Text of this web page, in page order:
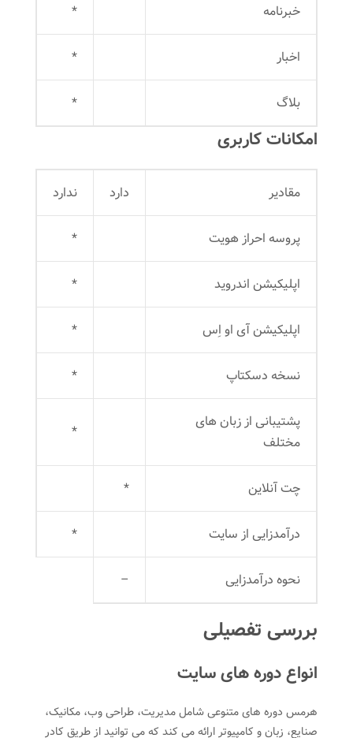
خبرنامه *
اخبار *
بلاگ *
امکانات کاربری
مقادیر دارد ندارد
پروسه احراز هویت *
اپلیکیشن اندروید *
اپلیکیشن آی او اِس *
نسخه دسکتاپ *
پشتیبانی از زبان های
مختلف
*
چت آنلاین *
درآمدزایی از سایت *
نحوه درآمدزایی –
بررسی تفصیلی
انواع دوره های سایت
هرمس دوره های متنوعی شامل مدیریت، طراحی وب، مکانیک،
صنایع، زبان و کامپیوتر ارائه می کند که می توانید از طریق کادر